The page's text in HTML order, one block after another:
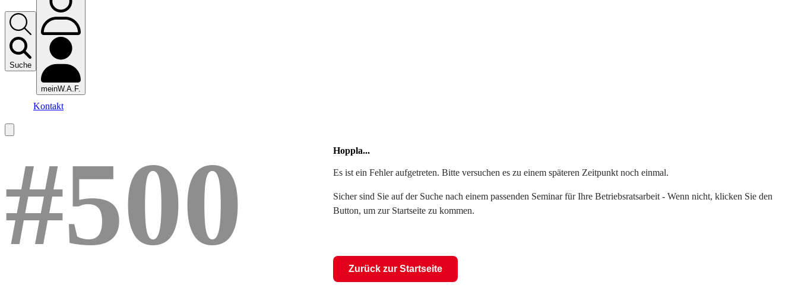
Suche
meinW.A.F.
Kontakt
#500 Hoppla...
Es ist ein Fehler aufgetreten. Bitte versuchen es zu einem späteren Zeitpunkt noch einmal.
Sicher sind Sie auf der Suche nach einem passenden Seminar für Ihre Betriebsratsarbeit - Wenn nicht, klicken Sie den
Button, um zur Startseite zu kommen.
Zurück zur Startseite